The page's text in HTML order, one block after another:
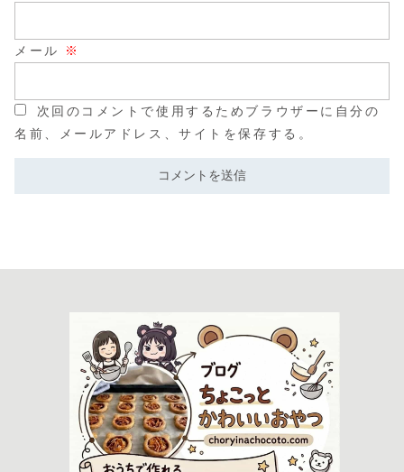
メール ※
次回のコメントで使用するためブラウザーに自分の
名前、メールアドレス、サイトを保存する。